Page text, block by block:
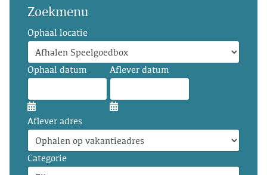
Zoekmenu
Ophaal locatie
Ophaal datum Aflever datum
Aflever adres
Categorie